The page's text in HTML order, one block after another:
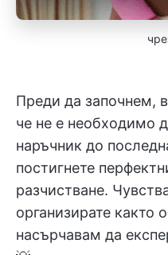
Преди да започнем,
че не е необходимо
наръчник до
постигнете
разчистване.
организирате както
насърчавам да